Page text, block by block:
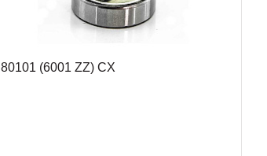
80101 (6001 ZZ) CX